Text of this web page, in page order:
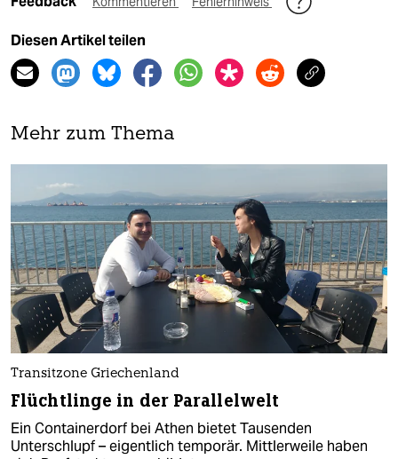
Diesen Artikel teilen
Mehr zum Thema
Transitzone Griechenland
Flüchtlinge in der Parallelwelt
Ein Containerdorf bei Athen bietet Tausenden
Unterschlupf – eigentlich temporär. Mittlerweile haben